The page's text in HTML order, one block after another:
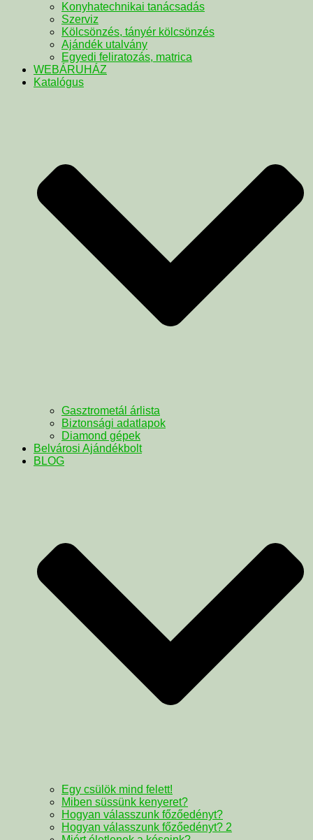
Konyhatechnikai tanácsadás
Szerviz
Kölcsönzés, tányér kölcsönzés
Ajándék utalvány
Egyedi feliratozás, matrica
WEBÁRUHÁZ
Katalógus
Gasztrometál árlista
Biztonsági adatlapok
Diamond gépek
Belvárosi Ajándékbolt
BLOG
Egy csülök mind felett!
Miben süssünk kenyeret?
Hogyan válasszunk főzőedényt?
Hogyan válasszunk főzőedényt? 2